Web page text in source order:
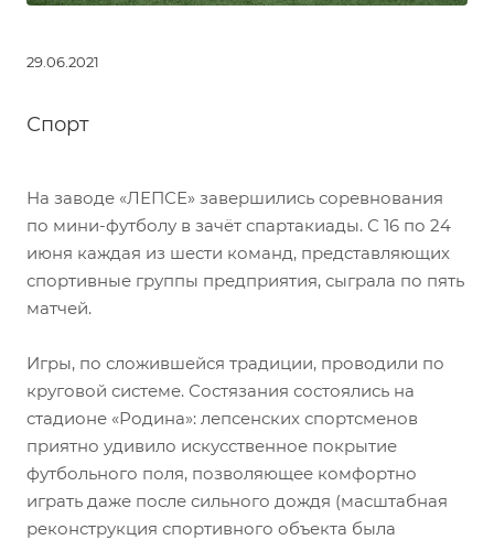
29.06.2021
Спорт
На заводе «ЛЕПСЕ» завершились соревнования
по мини-футболу в зачёт спартакиады. С 16 по 24
июня каждая из шести команд, представляющих
спортивные группы предприятия, сыграла по пять
матчей.
Игры, по сложившейся традиции, проводили по
круговой системе. Состязания состоялись на
стадионе «Родина»: лепсенских спортсменов
приятно удивило искусственное покрытие
футбольного поля, позволяющее комфортно
играть даже после сильного дождя (масштабная
реконструкция спортивного объекта была